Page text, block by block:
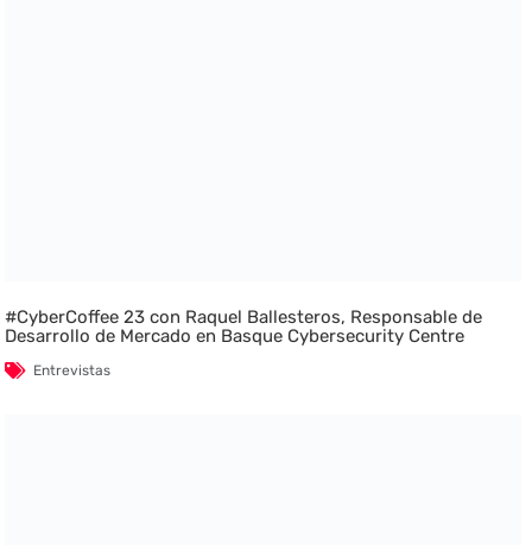
#CyberCoffee 23 con Raquel Ballesteros, Responsable de
Desarrollo de Mercado en Basque Cybersecurity Centre
Entrevistas